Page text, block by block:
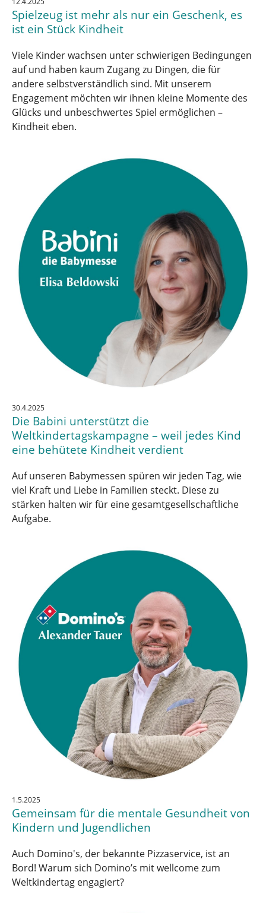
Spielzeug ist mehr als nur ein Geschenk, es
ist ein Stück Kindheit
Viele Kinder wachsen unter schwierigen Bedingungen
auf und haben kaum Zugang zu Dingen, die für
andere selbstverständlich sind. Mit unserem
Engagement möchten wir ihnen kleine Momente des
Glücks und unbeschwertes Spiel ermöglichen –
Kindheit eben.
30.4.2025
Die Babini unterstützt die
Weltkindertagskampagne – weil jedes Kind
eine behütete Kindheit verdient
Auf unseren Babymessen spüren wir jeden Tag, wie
viel Kraft und Liebe in Familien steckt. Diese zu
stärken halten wir für eine gesamtgesellschaftliche
Aufgabe.
1.5.2025
Gemeinsam für die mentale Gesundheit von
Kindern und Jugendlichen
Auch Domino's, der bekannte Pizzaservice, ist an
Bord! Warum sich Domino’s mit wellcome zum
Weltkindertag engagiert?